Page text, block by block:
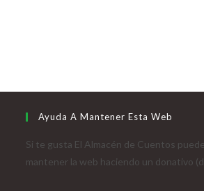
Ayuda A Mantener Esta Web
Si te gusta El Almacén de Cuentos
mantener la web haciendo un donativo